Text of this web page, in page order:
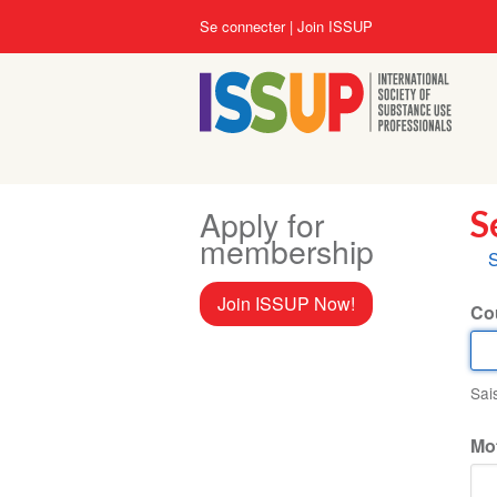
User
account
menu
Se connecter Join ISSUP
Apply for
membership
Join ISSUP Now!